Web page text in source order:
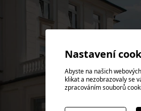
Nastavení
Abyste na našich
klikat a nezobrazovaly se
zpracováním souborů